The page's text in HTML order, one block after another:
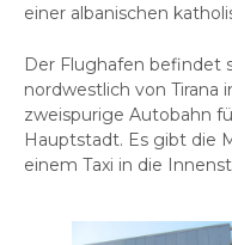
einer albanischen
Der Flughafen befindet
nordwestlich von Tirana
zweispurige Autobahn
Hauptstadt. Es gibt die
einem Taxi in die